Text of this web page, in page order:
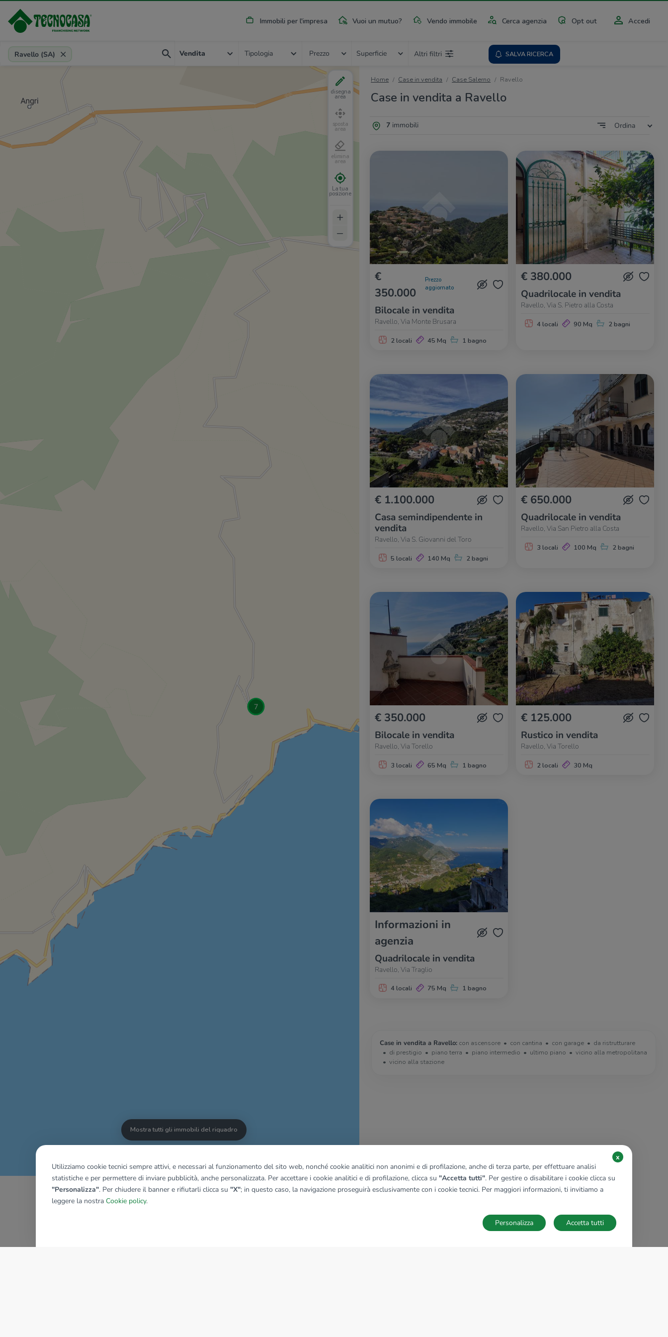
Immobili per l'impresa Vuoi un mutuo? Vendo immobile Cerca agenzia Opt out Accedi
Provincia, comune, zona, riferimento
Ravello (SA) Vendita Tipologia Prezzo Superficie Altri filtri SALVA RICERCA
Home Case in vendita Case Salerno Ravello
Case in vendita a Ravello
7immobili Ordina
€
350.000
Prezzo
aggiornato
Bilocale in vendita
Ravello, Via Monte Brusara
2 locali 45 Mq 1 bagno
€ 380.000
Quadrilocale in vendita
Ravello, Via S. Pietro alla Costa
4 locali 90 Mq 2 bagni
€ 1.100.000
Casa semindipendente in
vendita
Ravello, Via S. Giovanni del Toro
5 locali 140 Mq 2 bagni
€ 650.000
Quadrilocale in vendita
Ravello, Via San Pietro alla Costa
3 locali 100 Mq 2 bagni
€ 350.000
Bilocale in vendita
Ravello, Via Torello
3 locali 65 Mq 1 bagno
€ 125.000
Rustico in vendita
Ravello, Via Torello
2 locali 30 Mq
Informazioni in
agenzia
Quadrilocale in vendita
Ravello, Via Traglio
4 locali 75 Mq 1 bagno
Case in vendita a Ravello: con ascensore con cantina con garage
da ristrutturare
di prestigio
piano terra piano intermedio ultimo piano
vicino alla metropolitana
vicino alla stazione
© OpenMapTiles| © OpenStreetMap contributors
disegna
area
sposta
area
elimina
area
La tua
posizione
+
–
Mostra tutti gli immobili del riquadro
Utilizziamo cookie tecnici sempre attivi, e necessari al funzionamento del sito web, nonché cookie analitici non anonimi e di profilazione, anche di terza parte, per effettuare analisi
statistiche e per permettere di inviare pubblicità, anche personalizzata. Per accettare i cookie analitici e di profilazione, clicca su "Accetta tutti". Per gestire o disabilitare i cookie clicca su
"Personalizza". Per chiudere il banner e rifiutarli clicca su "X"; in questo caso, la navigazione proseguirà esclusivamente con i cookie tecnici. Per maggiori informazioni, ti invitiamo a
leggere la nostra Cookie policy.
x
Accetta tutti
Personalizza